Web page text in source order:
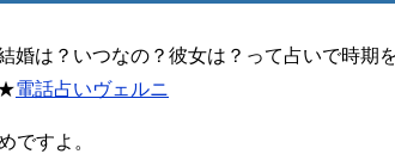
婚は？いつなの？彼女は？って占いで時期
★電話占いヴェルニ
めですよ。